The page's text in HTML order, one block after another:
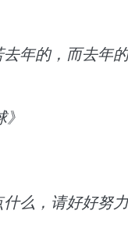
年的，而去年
么，请好好努力